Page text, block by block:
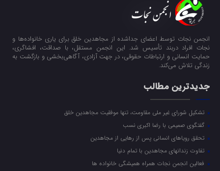
انجمن نجات توسط اعضای جداشده از مجاهدین خلق برای یاری خانواده‌ها و
نجات افراد دربند تأسیس شد. این انجمن مستقل، با صداقت، افشاگری،
حمایت انسانی و ارتباطات حقوقی، در جهت آزادی، آگاهی‌بخشی و بازگشت به
زندگی تلاش می‌کند.
جدیدترین مطالب
تشکیل شورای غیر ملی مقاومت، تنها موفقیت مجاهدین خلق
گفتگوی صمیمی با رضا اکبری نسب
تحقق رویاهای انسانی پس از رهایی از مجاهدین
تفاوت زندانهای مجاهدین با تمام دنیا
فعالین انجمن نجات همراه همیشگی خانواده ها